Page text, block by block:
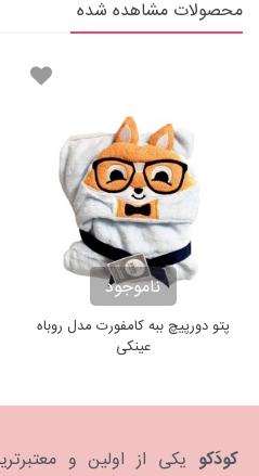
محصولات مشاهده شده
ناموجود
پتو دورپیچ ببه کامفورت مدل روباه
عینکی
کودَکو یکی از اولین و